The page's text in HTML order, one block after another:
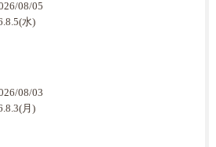
08/05
水)
08/03
月)